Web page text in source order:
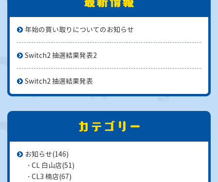
年始の買い取りについてのお知らせ
Switch2 抽選結果発表2
Switch2 抽選結果発表
お知らせ(146)
CL 白山店(51)
CL3 楠店(67)